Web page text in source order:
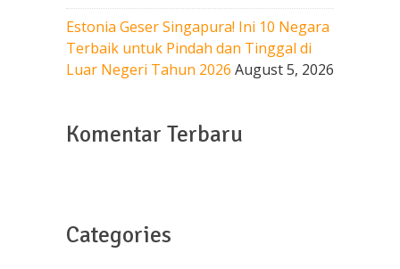
Estonia Geser Singapura! Ini 10 Negara
Terbaik untuk Pindah dan Tinggal di
Luar Negeri Tahun 2026 August 5, 2026
Komentar Terbaru
Categories